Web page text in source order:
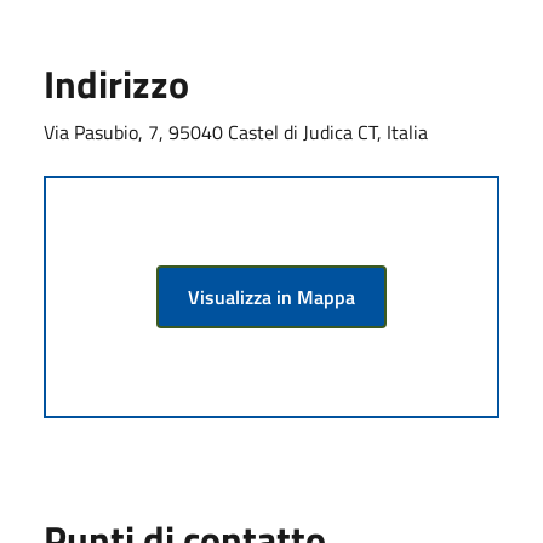
Indirizzo
Via Pasubio, 7, 95040 Castel di Judica CT, Italia
Visualizza in Mappa